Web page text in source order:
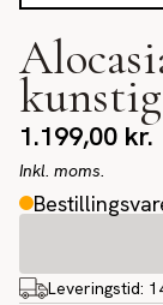
1.199,00 kr.
Inkl. moms.
Leveringstid: